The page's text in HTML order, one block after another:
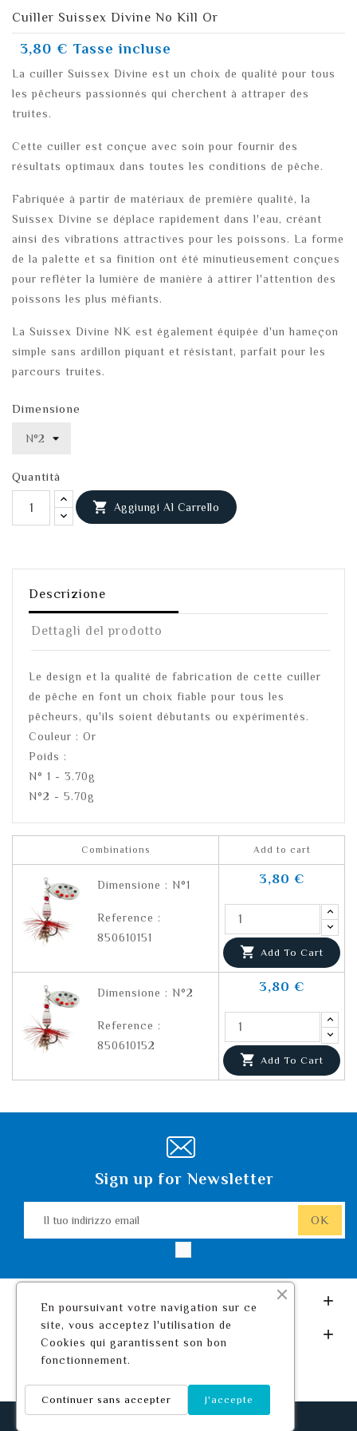
Cuiller Suissex Divine No Kill Or
3,80 € Tasse incluse
La cuiller Suissex Divine est un choix de qualité pour tous
les pêcheurs passionnés qui cherchent à attraper des
truites.
Cette cuiller est conçue avec soin pour fournir des
résultats optimaux dans toutes les conditions de pêche.
Fabriquée à partir de matériaux de première qualité, la
Suissex Divine se déplace rapidement dans l'eau, créant
ainsi des vibrations attractives pour les poissons. La forme
de la palette et sa finition ont été minutieusement conçues
pour refléter la lumière de manière à attirer l'attention des
poissons les plus méfiants.
La Suissex Divine NK est également équipée d'un hameçon
simple sans ardillon piquant et résistant, parfait pour les
parcours truites.
Dimensione
Quantità
 Aggiungi Al Carrello
Descrizione
Dettagli del prodotto
Le design et la qualité de fabrication de cette cuiller
de pêche en font un choix fiable pour tous les
pêcheurs, qu'ils soient débutants ou expérimentés.
Couleur : Or
Poids :
N° 1 - 3.70g
N°2 - 5.70g
Combinations Add to cart
Dimensione : N°1
Reference :
850610151
3,80 €
 Add To Cart
Dimensione : N°2
Reference :
850610152
3,80 €
 Add To Cart
Sign up for Newsletter

Il Tuo Account 
En poursuivant votre navigation sur ce
site, vous acceptez l'utilisation de
Cookies qui garantissent son bon
fonctionnement.
J'accepte
Continuer sans accepter